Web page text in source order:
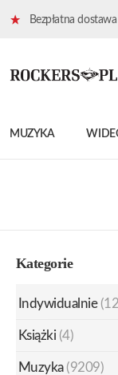
Bezpłatna
MUZYKA
Kategorie
Indywidualnie
Książki (4)
Muzyka (9209)